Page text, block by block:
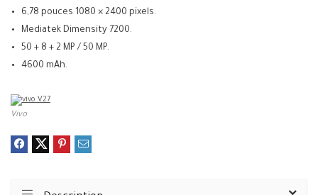
6,78 pouces 1080 × 2400 pixels.
Mediatek Dimensity 7200.
50 + 8 + 2 MP / 50 MP.
4600 mAh.
Vivo